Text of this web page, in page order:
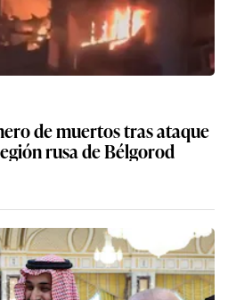
de muertos tras ataque
rusa de Bélgorod